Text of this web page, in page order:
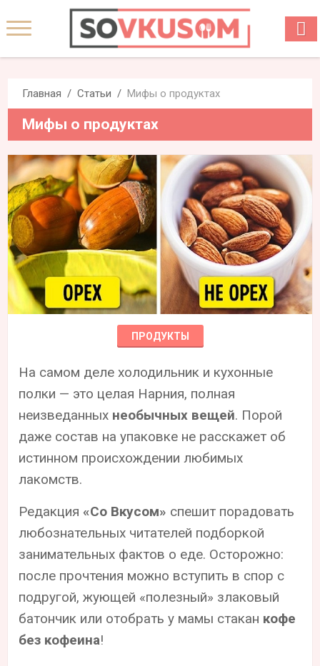
Главная Статьи Мифы о продуктах
Мифы о продуктах
ПРОДУКТЫ
На самом деле холодильник и кухонные
полки — это целая Нарния, полная
неизведанных необычных вещей. Порой
даже состав на упаковке не расскажет об
истинном происхождении любимых
лакомств.
Редакция «Со Вкусом» спешит порадовать
любознательных читателей подборкой
занимательных фактов о еде. Осторожно:
после прочтения можно вступить в спор с
подругой, жующей «полезный» злаковый
батончик или отобрать у мамы стакан кофе
без кофеина!